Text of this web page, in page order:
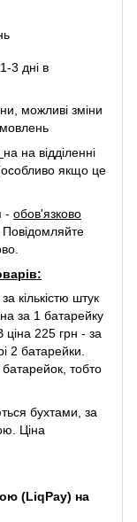
3 дні в
можливі зміни
на на відділенні
якщо це
- обов'язково
Повідомляйте
кількістю штук
за 1 батарейку
ціна 225 грн - за
2 батарейки.
тобто
бухтами, за
Ціна
(LiqPay) на